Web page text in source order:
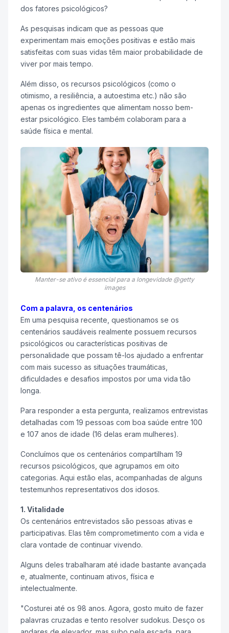
dos fatores psicológicos?
As pesquisas indicam que as pessoas que
experimentam mais emoções positivas e estão mais
satisfeitas com suas vidas têm maior probabilidade de
viver por mais tempo.
Além disso, os recursos psicológicos (como o
otimismo, a resiliência, a autoestima etc.) não são
apenas os ingredientes que alimentam nosso bem-
estar psicológico. Eles também colaboram para a
saúde física e mental.
Manter-se ativo é essencial para a longevidade @getty
images
Com a palavra, os centenários
Em uma pesquisa recente, questionamos se os
centenários saudáveis realmente possuem recursos
psicológicos ou características positivas de
personalidade que possam tê-los ajudado a enfrentar
com mais sucesso as situações traumáticas,
dificuldades e desafios impostos por uma vida tão
longa.
Para responder a esta pergunta, realizamos entrevistas
detalhadas com 19 pessoas com boa saúde entre 100
e 107 anos de idade (16 delas eram mulheres).
Concluímos que os centenários compartilham 19
recursos psicológicos, que agrupamos em oito
categorias. Aqui estão elas, acompanhadas de alguns
testemunhos representativos dos idosos.
1. Vitalidade
Os centenários entrevistados são pessoas ativas e
participativas. Elas têm comprometimento com a vida e
clara vontade de continuar vivendo.
Alguns deles trabalharam até idade bastante avançada
e, atualmente, continuam ativos, física e
intelectualmente.
"Costurei até os 98 anos. Agora, gosto muito de fazer
palavras cruzadas e tento resolver sudokus. Desço os